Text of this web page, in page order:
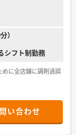
）
シフト制勤務
に全店舗に調剤過誤
い合わせ